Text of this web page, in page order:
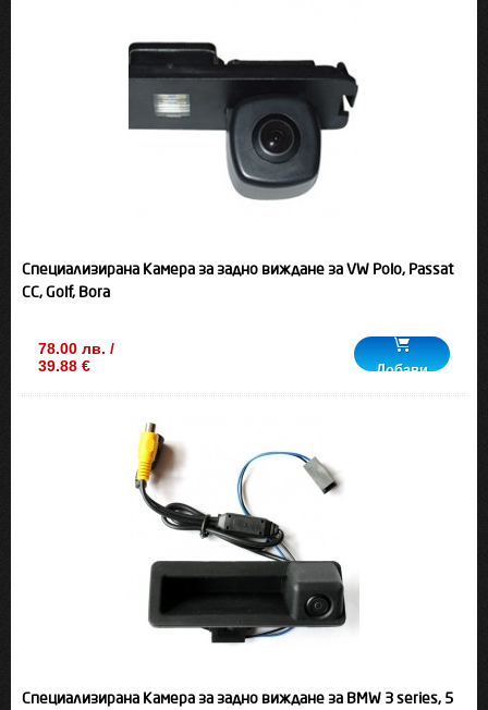
Специализирана Камера за задно виждане за VW Polo, Passat
CC, Golf, Bora
78.00 лв. /
39.88 €
Добави
Специализирана Камера за задно виждане за BMW 3 series, 5